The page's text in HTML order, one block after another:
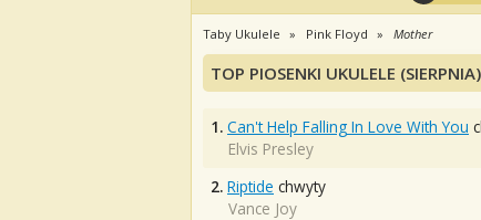
Taby Ukulele Pink Floyd Mother
TOP PIOSENKI UKULELE (SIERPNIA)
1. Can't Help Falling In Love With You
Elvis Presley
2. Riptide chwyty
Vance Joy